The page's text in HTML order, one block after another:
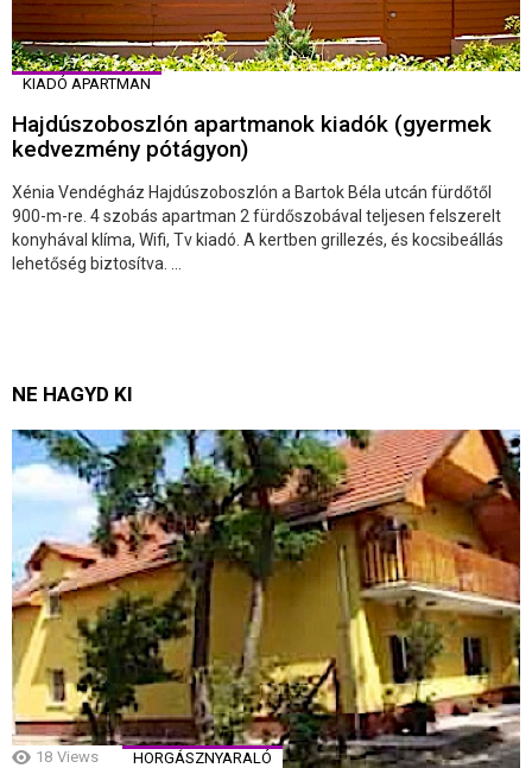
KIADÓ APARTMAN
Hajdúszoboszlón apartmanok kiadók (gyermek
kedvezmény pótágyon)
Xénia Vendégház Hajdúszoboszlón a Bartok Béla utcán fürdőtől
900-m-re. 4 szobás apartman 2 fürdőszobával teljesen felszerelt
konyhával klíma, Wifi, Tv kiadó. A kertben grillezés, és kocsibeállás
lehetőség biztosítva. ...
NE HAGYD KI
18 Views HORGÁSZNYARALÓ